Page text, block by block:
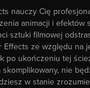
nauczy Cię
animacji i efektów
sztuki filmowej
Effects ze względu na
po ukończeniu tej
nie
w stanie